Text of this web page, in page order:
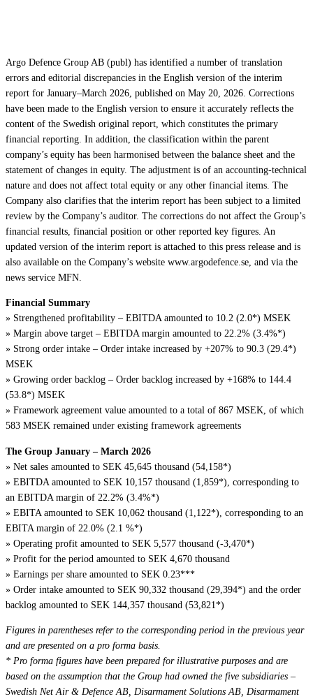
Argo Defence Group AB (publ) has identified a number of translation
errors and editorial discrepancies in the English version of the interim
report for January–March 2026, published on May 20, 2026. Corrections
have been made to the English version to ensure it accurately reflects the
content of the Swedish original report, which constitutes the primary
financial reporting. In addition, the classification within the parent
company’s equity has been harmonised between the balance sheet and the
statement of changes in equity. The adjustment is of an accounting-technical
nature and does not affect total equity or any other financial items. The
Company also clarifies that the interim report has been subject to a limited
review by the Company’s auditor. The corrections do not affect the Group’s
financial results, financial position or other reported key figures. An
updated version of the interim report is attached to this press release and is
also available on the Company’s website www.argodefence.se, and via the
news service MFN.
Financial Summary
» Strengthened profitability – EBITDA amounted to 10.2 (2.0*) MSEK
» Margin above target – EBITDA margin amounted to 22.2% (3.4%*)
» Strong order intake – Order intake increased by +207% to 90.3 (29.4*)
MSEK
» Growing order backlog – Order backlog increased by +168% to 144.4
(53.8*) MSEK
» Framework agreement value amounted to a total of 867 MSEK, of which
583 MSEK remained under existing framework agreements
The Group January – March 2026
» Net sales amounted to SEK 45,645 thousand (54,158*)
» EBITDA amounted to SEK 10,157 thousand (1,859*), corresponding to
an EBITDA margin of 22.2% (3.4%*)
» EBITA amounted to SEK 10,062 thousand (1,122*), corresponding to an
EBITA margin of 22.0% (2.1 %*)
» Operating profit amounted to SEK 5,577 thousand (-3,470*)
» Profit for the period amounted to SEK 4,670 thousand
» Earnings per share amounted to SEK 0.23***
» Order intake amounted to SEK 90,332 thousand (29,394*) and the order
backlog amounted to SEK 144,357 thousand (53,821*)
Figures in parentheses refer to the corresponding period in the previous year
and are presented on a pro forma basis.
* Pro forma figures have been prepared for illustrative purposes and are
based on the assumption that the Group had owned the five subsidiaries –
Swedish Net Air & Defence AB, Disarmament Solutions AB, Disarmament